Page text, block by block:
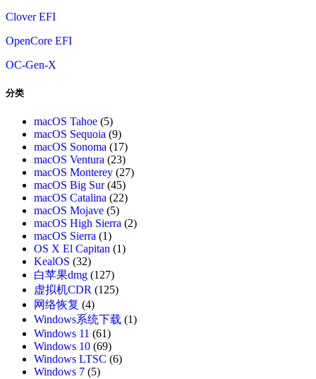
Clover EFI
OpenCore EFI
OC-Gen-X
分类
macOS Tahoe (5)
macOS Sequoia (9)
macOS Sonoma (17)
macOS Ventura (23)
macOS Monterey (27)
macOS Big Sur(45)
macOS Catalina (22)
macOS Mojave (5)
macOS High Sierra (2)
macOS Sierra (1)
OS X El Capitan (1)
KealOS (32)
白苹果dmg (127)
虚拟机CDR (125)
网络恢复 (4)
Windows系统下载 (1)
Windows 11 (61)
Windows 10 (69)
Windows LTSC (6)
Windows 7 (5)